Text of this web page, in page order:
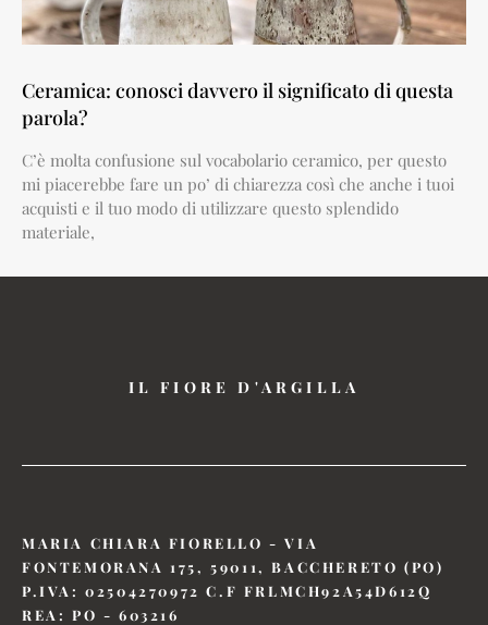
Ceramica: conosci davvero il significato di questa
parola?
C’è molta confusione sul vocabolario ceramico, per questo
mi piacerebbe fare un po’ di chiarezza così che anche i tuoi
acquisti e il tuo modo di utilizzare questo splendido
materiale,
IL FIORE D'ARGILLA
MARIA CHIARA FIORELLO - VIA
FONTEMORANA 175, 59011, BACCHERETO (PO)
P.IVA: 02504270972 C.F FRLMCH92A54D612Q
REA: PO - 603216